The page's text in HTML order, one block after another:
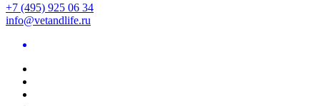
+7 (495) 925 06 34
info@vetandlife.ru